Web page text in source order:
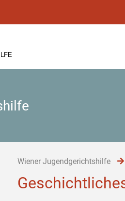
Wiener Jugendgerichtshilfe